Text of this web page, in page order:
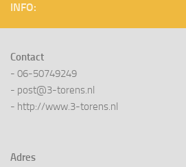
INFO:
Contact
- 06-50749249
- post@3-torens.nl
- http://www.3-torens.nl
Adres